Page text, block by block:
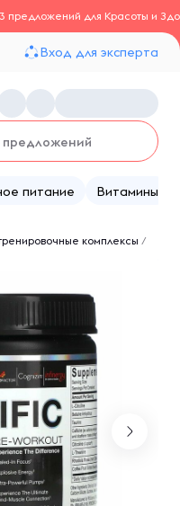
предложений для Красоты и
Вход для эксперта
питание Витамины
комплексы /